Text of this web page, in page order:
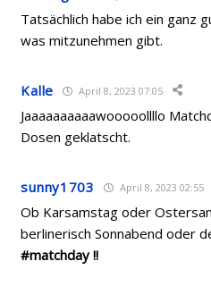
Tatsächlich habe ich ein ganz
was mitzunehmen gibt.
Kalle April 8, 2023 07:05
Jaaaaaaaaaawooooollllo
Dosen geklatscht.
sunny1703 April 8, 2023 02:55
Ob Karsamstag oder
berlinerisch Sonnabend oder
#matchday !!